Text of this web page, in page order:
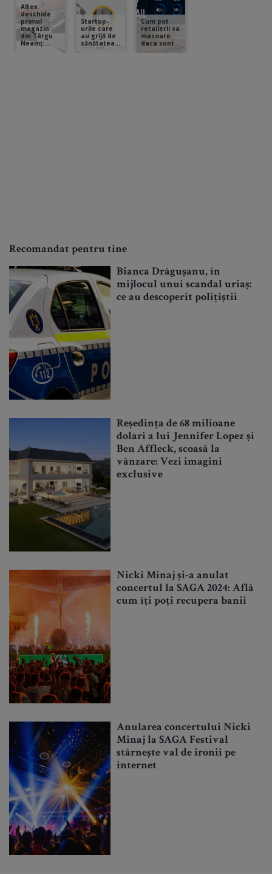
Recomandat pentru tine
Bianca Drăgușanu, în
mijlocul unui scandal uriaș:
ce au descoperit polițiștii
Reședința de 68 milioane
dolari a lui Jennifer Lopez și
Ben Affleck, scoasă la
vânzare: Vezi imagini
exclusive
Nicki Minaj și-a anulat
concertul la SAGA 2024: Află
cum îți poți recupera banii
Anularea concertului Nicki
Minaj la SAGA Festival
stârnește val de ironii pe
internet